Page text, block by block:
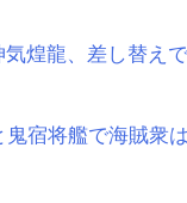
煌龍、差し替え
鬼宿将艦で海賊衆